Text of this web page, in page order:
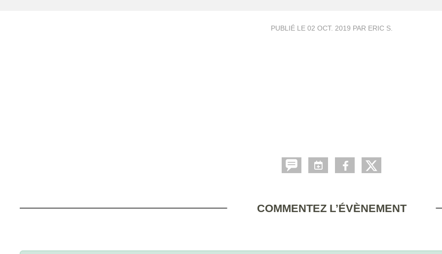
PUBLIÉ LE 02 OCT. 2019 PAR ERIC S.
COMMENTEZ L’ÉVÈNEMENT